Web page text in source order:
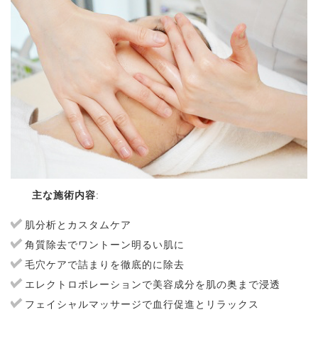
主な施術内容:
肌分析とカスタムケア
角質除去でワントーン明るい肌に
毛穴ケアで詰まりを徹底的に除去
エレクトロポレーションで美容成分を肌の奥まで浸透
フェイシャルマッサージで血行促進とリラックス